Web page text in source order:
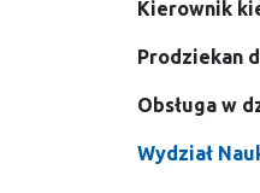
Kierownik
Prodziekan
Obsługa w
Wydział